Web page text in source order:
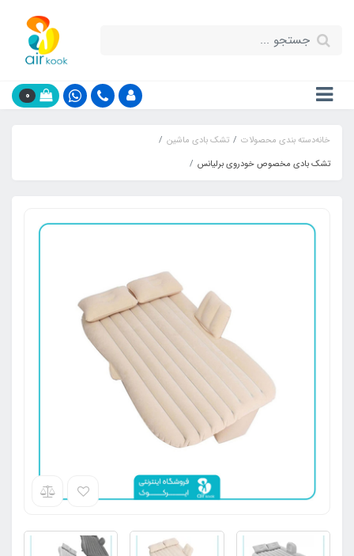
0
خانهدسته بندی محصولات
تشک بادی ماشین
تشک بادی مخصوص خودروی برلیانس